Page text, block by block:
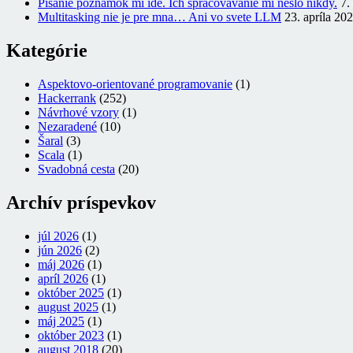
Písanie poznámok mi ide. Ich spracovávanie mi nešlo nikdy.
Multitasking nie je pre mna… Ani vo svete LLM 23. apríla
Kategórie
Aspektovo-orientované programovanie (1)
Hackerrank (252)
Návrhové vzory (1)
Nezaradené (10)
Šaral (3)
Scala (1)
Svadobná cesta (20)
Archív príspevkov
júl 2026 (1)
jún 2026 (2)
máj 2026 (1)
apríl 2026 (1)
október 2025 (1)
august 2025 (1)
máj 2025 (1)
október 2023 (1)
august 2018 (20)